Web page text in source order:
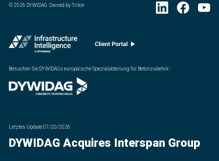
©2026 DYWIDAG. Owned by Triton
Besuchen Sie DYWIDAGs europäische Spezialabteilung für Betonzubehör.:
Letztes Update07/20/2026
DYWIDAG Acquires Interspan Group